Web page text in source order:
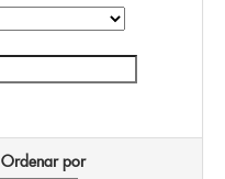
Ordenar por